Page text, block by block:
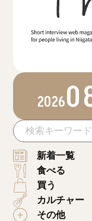
2026
新着一覧
食べる
買う
カルチャー
その他